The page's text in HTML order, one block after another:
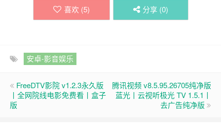
喜欢 (5) 分享 (0)
安卓-影音娱乐
FreeDTV影院 v1.2.3永久版
丨全网院线电影免费看丨盒子
版
腾讯视频 v8.5.95.26705纯净版
蓝光丨云视听极光 TV 1.5.1丨
去广告纯净版